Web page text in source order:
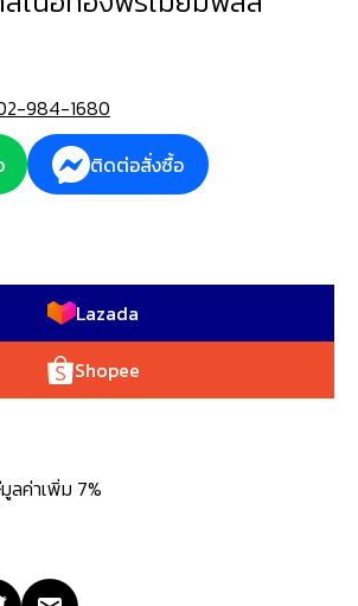
984-1680
ติดต่อสั่งซื้อ
Lazada
Shopee
ลค่าเพิ่ม 7%